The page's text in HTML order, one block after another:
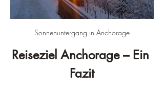
Sonnenuntergang in Anchorage
Reiseziel Anchorage – Ein
Fazit